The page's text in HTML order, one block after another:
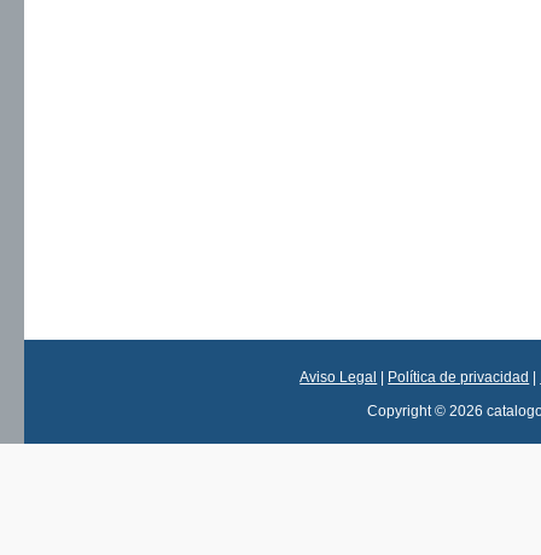
Aviso Legal Política de privacidad
Copyright © 2026